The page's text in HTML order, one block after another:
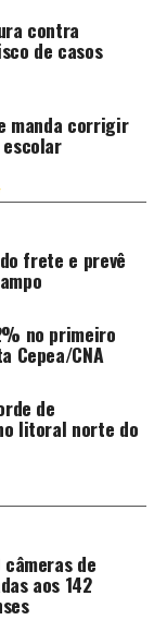
contra
de casos
manda corrigir
frete e prevê
no primeiro
Cepea/CNA
de
litoral norte do
de
aos 142